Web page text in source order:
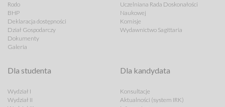
Rodo
BHP
Deklaracja dostępności
Dział Gospodarczy
Dokumenty
Galeria
Uczelniana Rada Doskonałości
Naukowej
Komisje
Wydawnictwo Sagittaria
Dla studenta
Wydział I
Wydział II
Dla kandydata
Konsultacje
Aktualności (system IRK)